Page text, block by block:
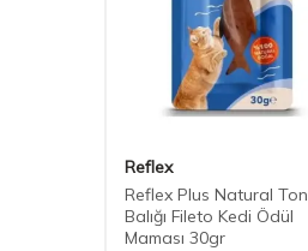
Reflex
Reflex Plus Natural Ton
Balığı Fileto Kedi Ödül
Maması 30gr